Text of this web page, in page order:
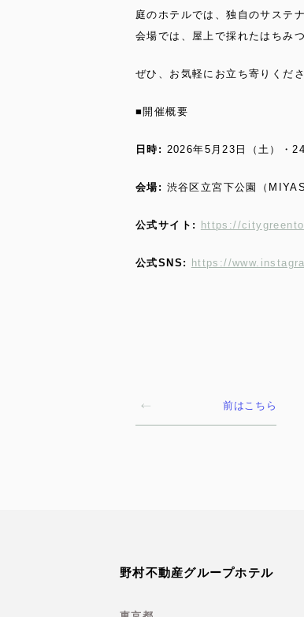
庭のホテルでは、独自のサステ
会場では、屋上で採れたはちみ
ぜひ、お気軽にお立ち寄りくださ
■開催概要
日時: 2026年5月23日（土）・
会場: 渋谷区立宮下公園（
公式サイト: https://
公式SNS: https://
前はこちら
野村不動産グループホテル